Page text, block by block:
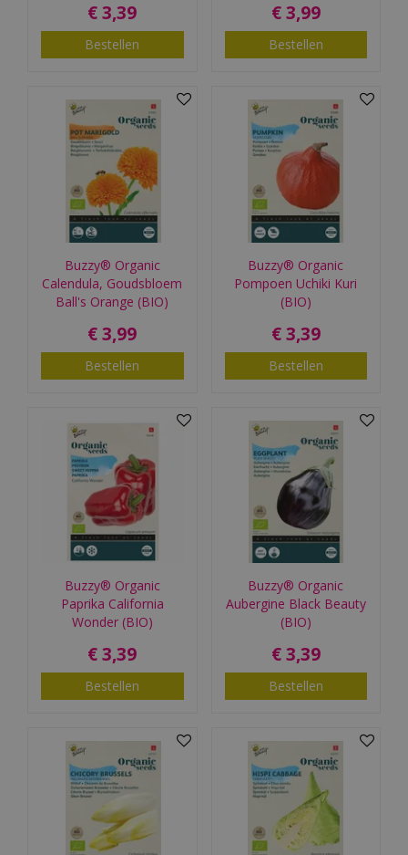
€ 3,39
Bestellen
€ 3,99
Bestellen
Buzzy® Organic
Calendula, Goudsbloem
Ball's Orange (BIO)
€ 3,99
Bestellen
Buzzy® Organic
Pompoen Uchiki Kuri
(BIO)
€ 3,39
Bestellen
Buzzy® Organic
Paprika California
Wonder (BIO)
€ 3,39
Bestellen
Buzzy® Organic
Aubergine Black Beauty
(BIO)
€ 3,39
Bestellen